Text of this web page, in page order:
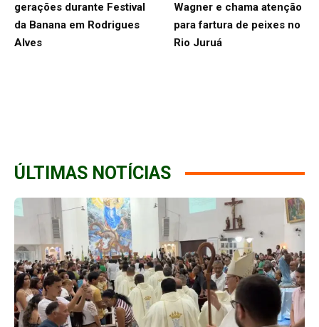
gerações durante Festival
da Banana em Rodrigues
Alves
Wagner e chama atenção
para fartura de peixes no
Rio Juruá
ÚLTIMAS NOTÍCIAS